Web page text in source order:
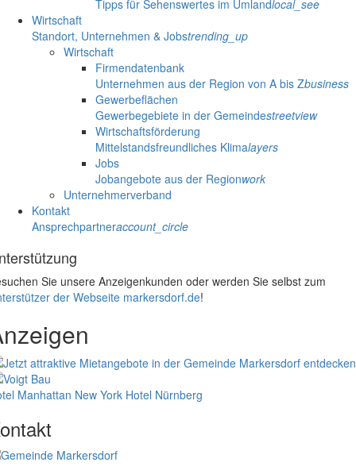
Tipps für Sehenswertes im Umlandlocal_see
Wirtschaft
Standort, Unternehmen & Jobstrending_up
Wirtschaft
Firmendatenbank
Unternehmen aus der Region von A bis Zbusiness
Gewerbeflächen
Gewerbegebiete in der Gemeindestreetview
Wirtschaftsförderung
Mittelstandsfreundliches Klimalayers
Jobs
Jobangebote aus der Regionwork
Unternehmerverband
Kontakt
Ansprechpartneraccount_circle
Sie unsere Anzeigenkunden oder werden Sie selbst zum
der Webseite markersdorf.de!
Manhattan New York Hotel Nürnberg